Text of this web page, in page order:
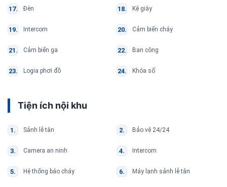
Đèn Kệ giày
Intercom Cảm biến cháy
Cảm biến ga Ban công
Logia phơi đồ Khóa số
Tiện ích nội khu
Sảnh lễ tân Bảo vệ 24/24
Camera an ninh Intercom
Hệ thống báo cháy Máy lạnh sảnh lễ tân